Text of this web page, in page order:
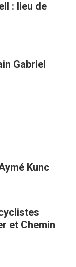
: lieu de
Gabriel
Kunc
et Chemin